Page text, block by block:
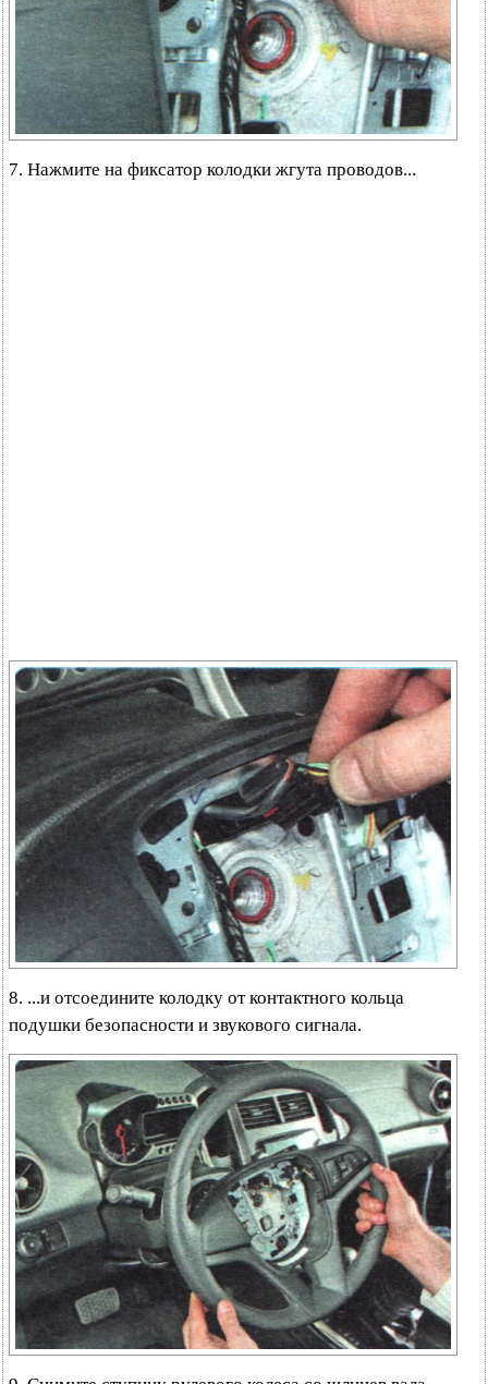
7. Нажмите на фиксатор колодки жгута проводов...
8. ...и отсоедините колодку от контактного кольца
подушки безопасности и звукового сигнала.